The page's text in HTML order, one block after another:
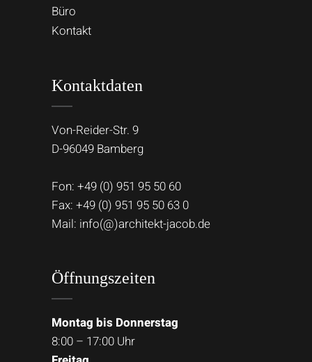
Büro
Kontakt
Kontaktdaten
Von-Reider-Str. 9
D-96049 Bamberg
Fon: +49 (0) 951 95 50 60
Fax: +49 (0) 951 95 50 63 0
Mail: info(@)architekt-jacob.de
Öffnungszeiten
Montag bis Donnerstag
8:00 – 17:00 Uhr